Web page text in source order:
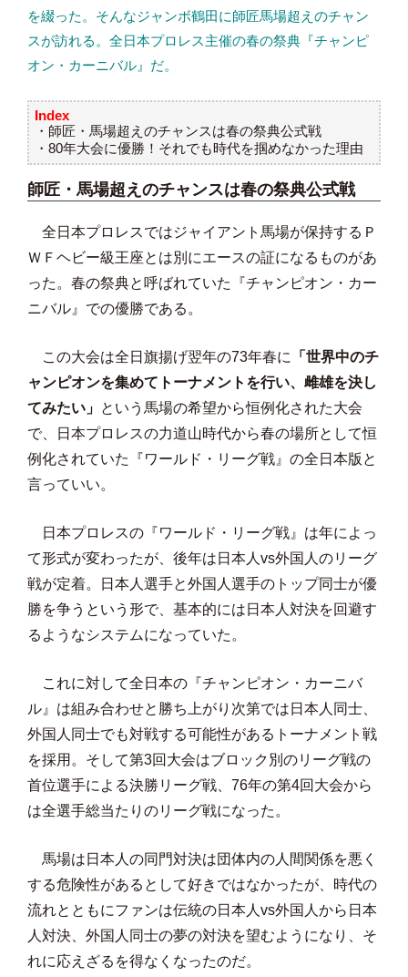
を綴った。そんなジャンボ鶴田に師匠馬場超えのチャン
スが訪れる。全日本プロレス主催の春の祭典『チャンピ
オン・カーニバル』だ。
Index
・師匠・馬場超えのチャンスは春の祭典公式戦
・80年大会に優勝！それでも時代を掴めなかった理由
師匠・馬場超えのチャンスは春の祭典公式戦
全日本プロレスではジャイアント馬場が保持するＰ
ＷＦヘビー級王座とは別にエースの証になるものがあ
った。春の祭典と呼ばれていた『チャンピオン・カー
ニバル』での優勝である。
この大会は全日旗揚げ翌年の73年春に
「世界中のチ
ャンピオンを集めてトーナメントを行い、雌雄を決し
てみたい」 という馬場の希望から恒例化された大会
で、日本プロレスの力道山時代から春の場所として恒
例化されていた『ワールド・リーグ戦』の全日本版と
言っていい。
日本プロレスの『ワールド・リーグ戦』は年によっ
て形式が変わったが、後年は日本人vs外国人のリーグ
戦が定着。日本人選手と外国人選手のトップ同士が優
勝を争うという形で、基本的には日本人対決を回避す
るようなシステムになっていた。
これに対して全日本の『チャンピオン・カーニバ
ル』は組み合わせと勝ち上がり次第では日本人同士、
外国人同士でも対戦する可能性があるトーナメント戦
を採用。そして第3回大会はブロック別のリーグ戦の
首位選手による決勝リーグ戦、76年の第4回大会から
は全選手総当たりのリーグ戦になった。
馬場は日本人の同門対決は団体内の人間関係を悪く
する危険性があるとして好きではなかったが、時代の
流れとともにファンは伝統の日本人vs外国人から日本
人対決、外国人同士の夢の対決を望むようになり、そ
れに応えざるを得なくなったのだ。